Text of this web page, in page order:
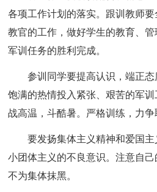
各项工作计划的落实。跟训教师
教官的工作，做好学生的教育、
军训任务的胜利完成。
参训同学要提高认识，端正
饱满的热情投入紧张、艰苦的军训
战高温，斗酷暑。严格训练，力争
要发扬集体主义精神和爱国主
小团体主义的不良意识。注意自己
不为集体抹黑。